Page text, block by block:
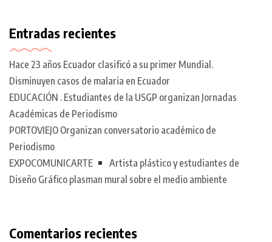
Entradas recientes
Hace 23 años Ecuador clasificó a su primer Mundial.
Disminuyen casos de malaria en Ecuador
EDUCACIÓN . Estudiantes de la USGP organizan Jornadas
Académicas de Periodismo
PORTOVIEJO Organizan conversatorio académico de
Periodismo
EXPOCOMUNICARTE
Artista plástico y estudiantes de
Diseño Gráfico plasman mural sobre el medio ambiente
Comentarios recientes